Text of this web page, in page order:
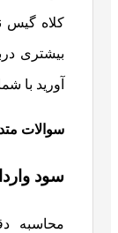
کلاه گیس
بیشتری
آورید با
سوالات
سود
محاسبه